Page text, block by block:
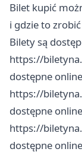
Bilet kupić
i gdzie to zrobić
Bilety są
https://
dostępne
https://
dostępne
https://
dostępne